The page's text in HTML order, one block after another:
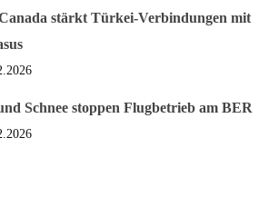
stärkt Türkei-Verbindungen mit
Schnee stoppen Flugbetrieb am BER